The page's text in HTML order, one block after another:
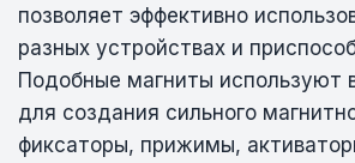
позволяет эффективно
разных устройствах и
Подобные магниты используют
для создания сильного
фиксаторы, прижимы,